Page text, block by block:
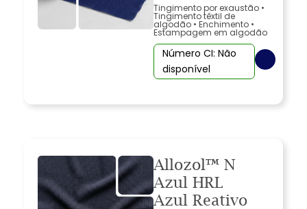
Tingimento por exaustão •
Tingimento têxtil de
algodão • Enchimento •
Estampagem em algodão
Número CI: Não
disponível
Allozol™ N
Azul HRL
Azul Reativo